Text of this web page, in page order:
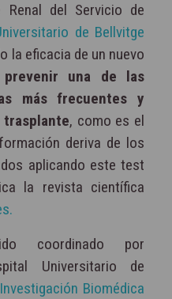
Renal del Servicio de
de Bellvitge
la eficacia de un nuevo
prevenir una de las
más frecuentes y
, como es el
deriva de los
aplicando este test
la revista científica
coordinado por
Universitario de
Biomédica